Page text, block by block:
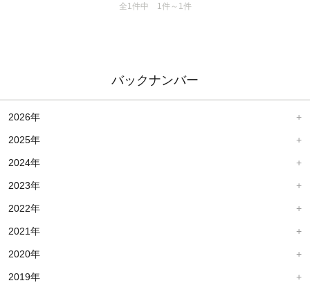
全1件中 1件～1件
バックナンバー
2026年
2025年
2024年
2023年
2022年
2021年
2020年
2019年